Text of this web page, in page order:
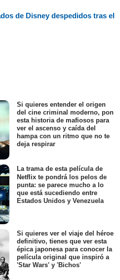
de Disney despedidos tras el
Si quieres entender el origen
del cine criminal moderno, pon
esta historia de mafiosos para
ver el ascenso y caída del
hampa con un ritmo que no te
deja respirar
La trama de esta película de
Netflix te pondrá los pelos de
punta: se parece mucho a lo
que está sucediendo entre
Estados Unidos y Venezuela
Si quieres ver el viaje del héroe
definitivo, tienes que ver esta
épica japonesa para conocer la
película original que inspiró a
'Star Wars' y 'Bichos'